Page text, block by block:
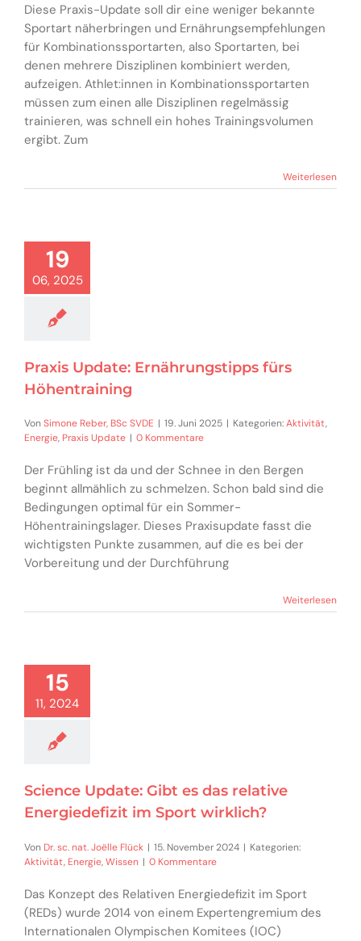
Diese Praxis-Update soll dir eine weniger bekannte
Sportart näherbringen und Ernährungsempfehlungen
für Kombinationssportarten, also Sportarten, bei
denen mehrere Disziplinen kombiniert werden,
aufzeigen. Athlet:innen in Kombinationssportarten
müssen zum einen alle Disziplinen regelmässig
trainieren, was schnell ein hohes Trainingsvolumen
ergibt. Zum
Weiterlesen
19
06, 2025
Praxis Update: Ernährungstipps fürs
Höhentraining
Von Simone Reber, BSc SVDE | 19. Juni 2025 | Kategorien:Aktivität,
Energie, Praxis Update | 0 Kommentare
Der Frühling ist da und der Schnee in den Bergen
beginnt allmählich zu schmelzen. Schon bald sind die
Bedingungen optimal für ein Sommer-
Höhentrainingslager. Dieses Praxisupdate fasst die
wichtigsten Punkte zusammen, auf die es bei der
Vorbereitung und der Durchführung
Weiterlesen
15
11, 2024
Science Update: Gibt es das relative
Energiedefizit im Sport wirklich?
Von Dr. sc. nat. Joëlle Flück | 15. November 2024 | Kategorien:
Aktivität, Energie,Wissen | 0 Kommentare
Das Konzept des Relativen Energiedefizit im Sport
(REDs) wurde 2014 von einem Expertengremium des
Internationalen Olympischen Komitees (IOC)